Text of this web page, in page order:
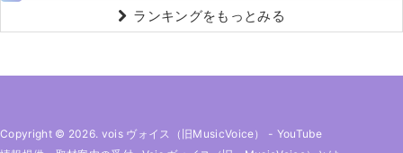
ランキングをもっとみる
Copyright © 2026. vois ヴォイス（旧MusicVoice） - YouTube